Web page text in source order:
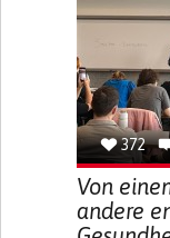
URGENCY TO
URINE
PROMOTING
GYNECOLOGY
PORTUGAL
372
Von
andere